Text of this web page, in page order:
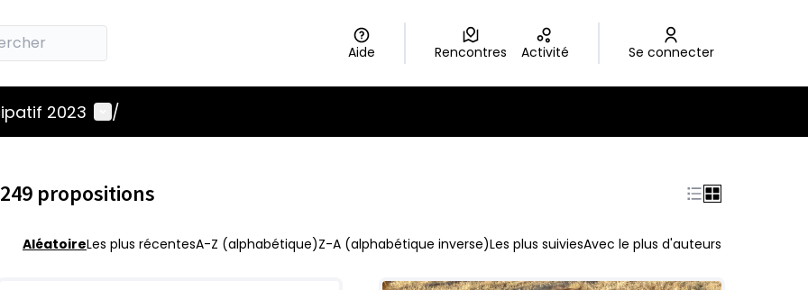
Aide Rencontres Activité Se connecter
2023 Menu utilisateur
/
249 propositions
AléatoireLes plus récentesA-Z (alphabétique)Z-A (alphabétique inverse)Les plus suiviesAvec le plus d'auteurs